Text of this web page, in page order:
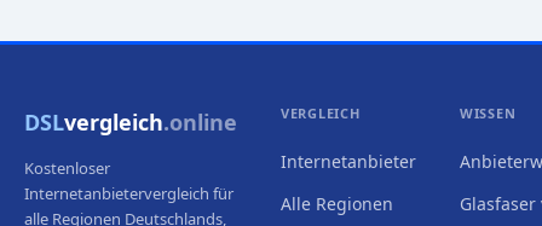
DSLvergleich.online
Kostenloser
Internetanbietervergleich für
alle Regionen Deutschlands,
VERGLEICH
Internetanbieter
Alle Regionen
WISSEN
Glasfaser